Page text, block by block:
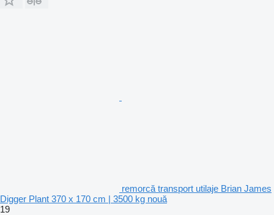
remorcă transport utilaje Brian James
Digger Plant 370 x 170 cm | 3500 kg nouă
19